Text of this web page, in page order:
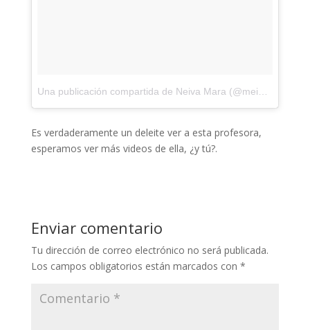
Es verdaderamente un deleite ver a esta profesora,
esperamos ver más videos de ella, ¿y tú?.
Enviar comentario
Tu dirección de correo electrónico no será publicada.
Los campos obligatorios están marcados con *